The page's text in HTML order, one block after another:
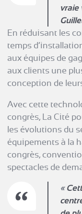
vraie
En réduisant les
temps
aux équipes de
aux clients une
conception de
Avec cette
congrès, La Cité
les évolutions du
équipements à la
congrès,
spectacles de